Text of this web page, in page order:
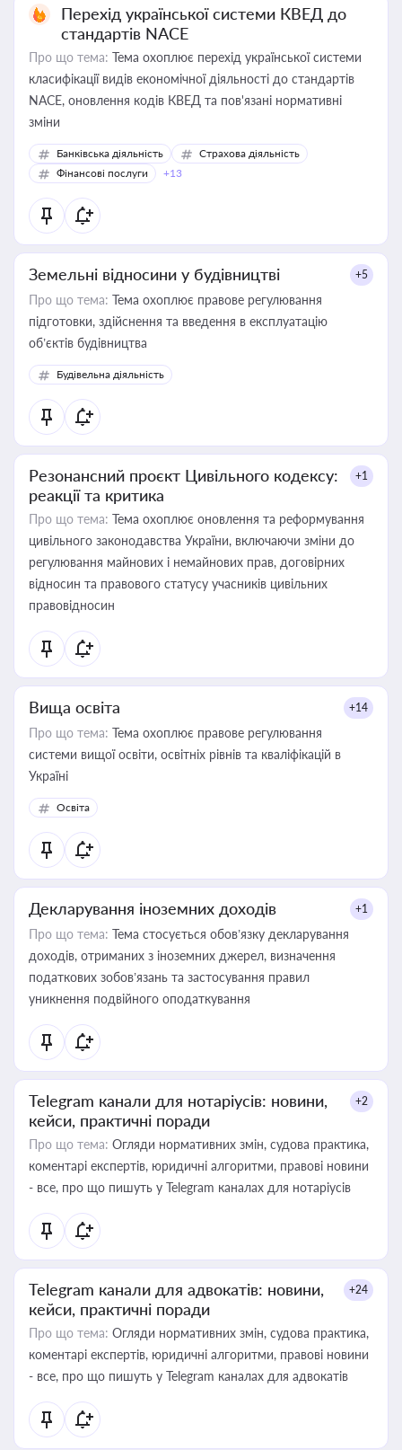
Перехід української системи КВЕД до
стандартів NACE
Про що тема: Тема охоплює перехід української системи
класифікації видів економічної діяльності до стандартів
NACE, оновлення кодів КВЕД та пов'язані нормативні
зміни
Банківська діяльність
Страхова діяльність
Фінансові послуги
+13
Земельні відносини у будівництві +5
Про що тема: Тема охоплює правове регулювання
підготовки, здійснення та введення в експлуатацію
об’єктів будівництва
Будівельна діяльність
Резонансний проєкт Цивільного кодексу:
реакції та критика
+1
Про що тема: Тема охоплює оновлення та реформування
цивільного законодавства України, включаючи зміни до
регулювання майнових і немайнових прав, договірних
відносин та правового статусу учасників цивільних
правовідносин
Вища освіта +14
Про що тема: Тема охоплює правове регулювання
системи вищої освіти, освітніх рівнів та кваліфікацій в
Україні
Освіта
Декларування іноземних доходів +1
Про що тема: Тема стосується обов’язку декларування
доходів, отриманих з іноземних джерел, визначення
податкових зобов’язань та застосування правил
уникнення подвійного оподаткування
Telegram канали для нотаріусів: новини,
кейси, практичні поради
+2
Про що тема: Огляди нормативних змін, судова практика,
коментарі експертів, юридичні алгоритми, правові новини
- все, про що пишуть у Telegram каналах для нотаріусів
Telegram канали для адвокатів: новини,
кейси, практичні поради
+24
Про що тема: Огляди нормативних змін, судова практика,
коментарі експертів, юридичні алгоритми, правові новини
- все, про що пишуть у Telegram каналах для адвокатів